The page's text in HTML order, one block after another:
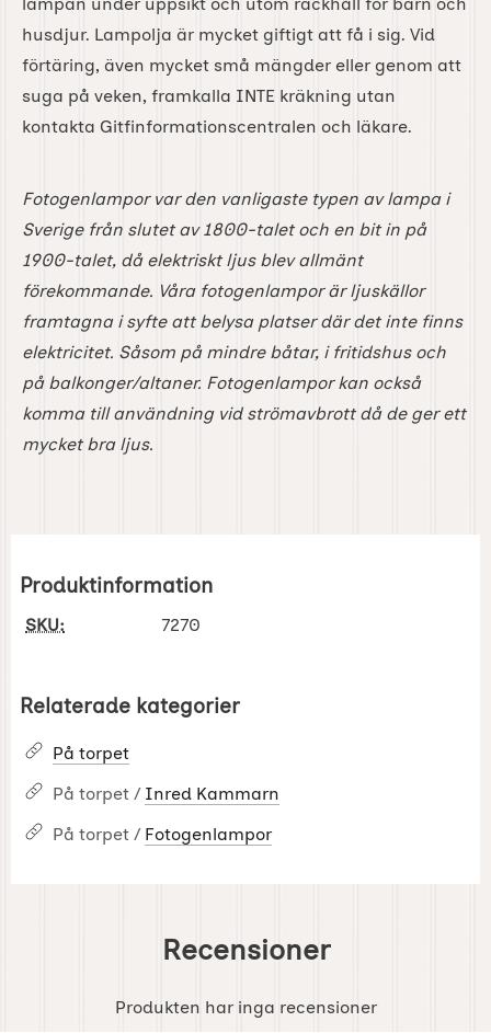
lampan under uppsikt och utom räckhåll för barn och
husdjur. Lampolja är mycket giftigt att få i sig. Vid
förtäring, även mycket små mängder eller genom att
suga på veken, framkalla INTE kräkning utan
kontakta Gitfinformationscentralen och läkare.
Fotogenlampor var den vanligaste typen av lampa i
Sverige från slutet av 1800-talet och en bit in på
1900-talet, då elektriskt ljus blev allmänt
förekommande. Våra fotogenlampor är ljuskällor
framtagna i syfte att belysa platser där det inte finns
elektricitet. Såsom på mindre båtar, i fritidshus och
på balkonger/altaner. Fotogenlampor kan också
komma till användning vid strömavbrott då de ger ett
mycket bra ljus.
Produktinformation
SKU: 7270
Relaterade kategorier
På torpet
På torpet / Inred Kammarn
På torpet / Fotogenlampor
Recensioner
Produkten har inga recensioner